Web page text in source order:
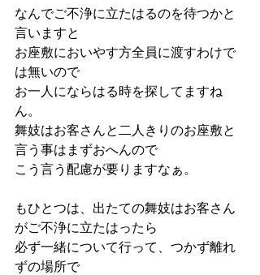
なんでご不浄に立たはるのを待つかと
言いますと
お座敷においやす方全員に渡すわけで
は無いので
お一人にならはる時を探してますね
ん。
舞妓はお客さんと二人きりのお座敷と
言う事はまずおへんので
こう言う配慮が要りますなぁ。
もひとつは、出たての舞妓はお客さん
がご不浄に立たはったら
必ず一緒について行って、つかず離れ
ずの場所で